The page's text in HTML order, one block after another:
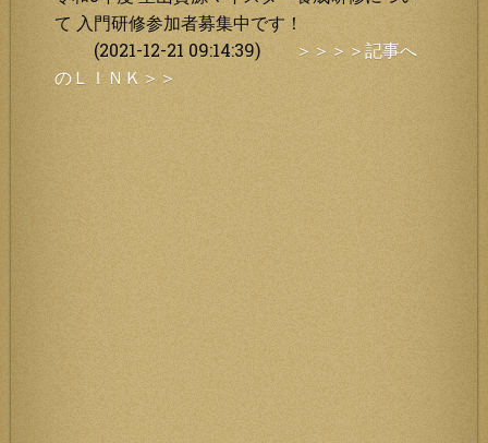
て 入門研修参加者募集中です！
(2021-12-21 09:14:39)
＞＞＞＞記事へ
のＬＩＮＫ＞＞